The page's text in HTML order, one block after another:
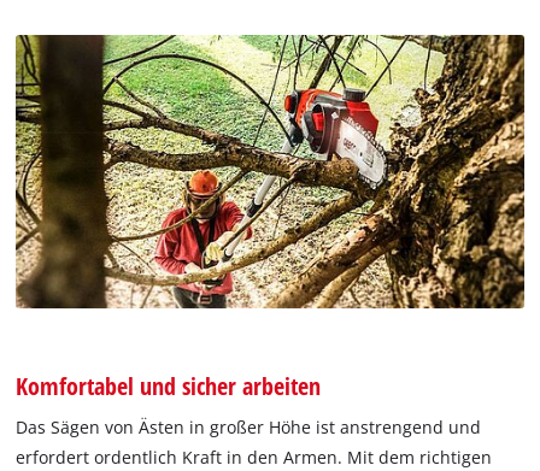
Komfortabel und sicher arbeiten
Das Sägen von Ästen in großer Höhe ist anstrengend und
erfordert ordentlich Kraft in den Armen. Mit dem richtigen